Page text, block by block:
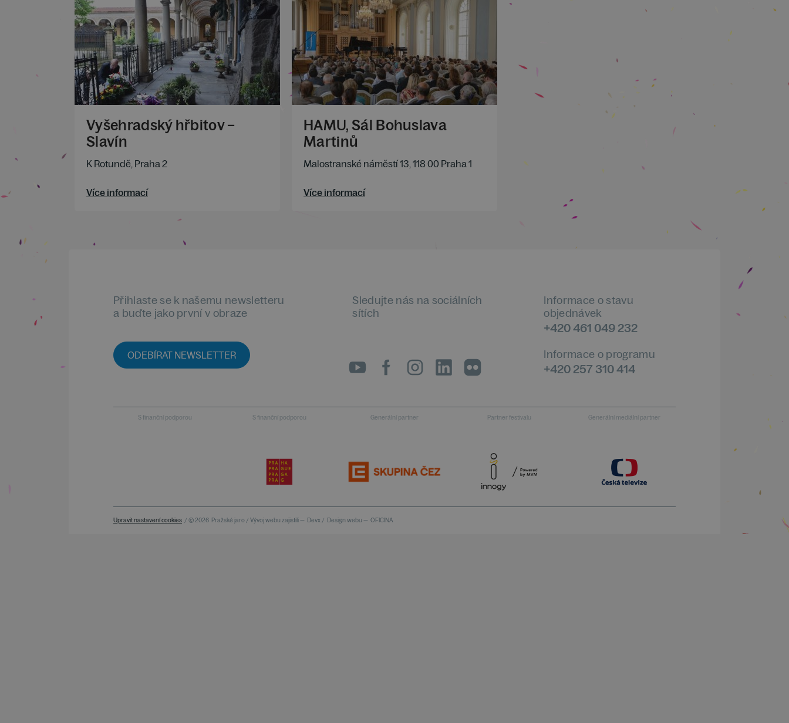
Vyšehradský hřbitov –
Slavín
K Rotundě, Praha 2
Více informací
HAMU, Sál Bohuslava
Martinů
Malostranské náměstí 13, 118 00 Praha 1
Více informací
Přihlaste se k našemu newsletteru
a buďte jako první v obraze
ODEBÍRAT NEWSLETTER
Sledujte nás na sociálních
sítích
Informace o stavu
objednávek
+420 461 049 232
Informace o programu
+420 257 310 414
S finanční podporou S finanční podporou Generální partner Partner festivalu Generální mediální partner
Upravit nastavení cookies / © 2026 Pražské jaro / Vývoj webu zajistili — Devx / Design webu — OFICINA